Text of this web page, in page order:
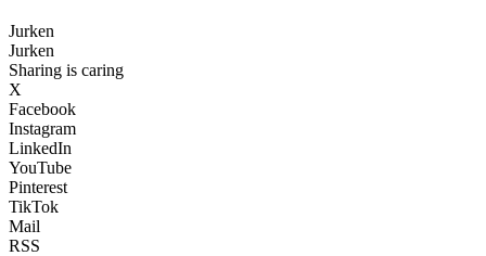
Jurken
Jurken
Sharing is caring
X
Facebook
Instagram
LinkedIn
YouTube
Pinterest
TikTok
Mail
RSS